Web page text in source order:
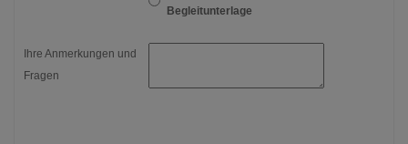
Begleitunterlage
Ihre Anmerkungen und
Fragen